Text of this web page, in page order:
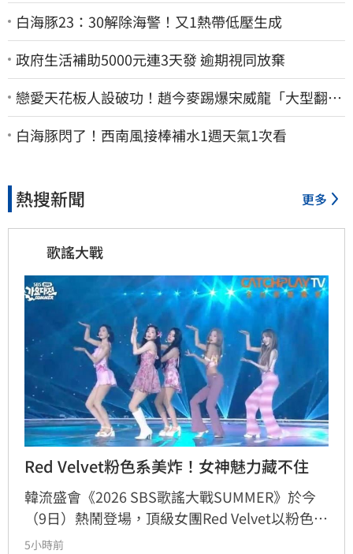
白海豚23：30解除海警！又1熱帶低壓生成
政府生活補助5000元連3天發 逾期視同放棄
戀愛天花板人設破功！趙今麥踢爆宋威龍「大型翻車
現場」 本人反應曝光
白海豚閃了！西南風接棒補水1週天氣1次看
熱搜新聞 更多
歌謠大戰
Red Velvet粉色系美炸！女神魅力藏不住
韓流盛會《2026 SBS歌謠大戰SUMMER》於今
（9日）熱鬧登場，頂級女團Red Velvet以粉色系
精緻造型驚艷亮相，展現夏日女王強大氣場。此
5小時前